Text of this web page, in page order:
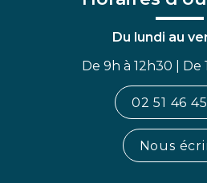
Du lundi au
De 9h à 12h30 | De
02 51 46
Nous